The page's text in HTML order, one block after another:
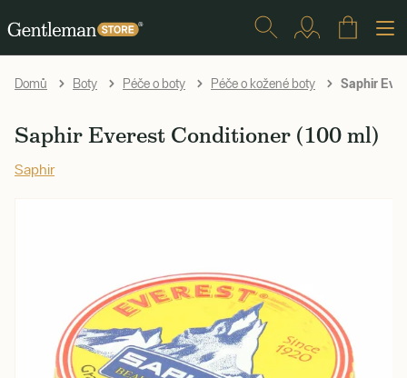
Domů Boty Péče o boty Péče o kožené boty Saphir
Saphir Everest Conditioner (100 ml)
Saphir